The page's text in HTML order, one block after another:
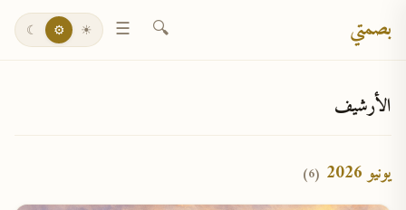
بصمتي 🔍
☰
☀
⚙
☾
الأرشيف
يونيو 2026 (6)